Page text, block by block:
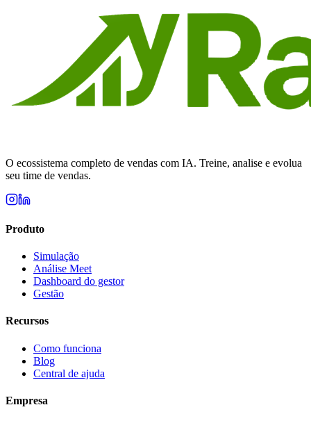
O ecossistema completo de vendas com IA. Treine, analise e evolua
seu time de vendas.
Produto
Simulação
Análise Meet
Dashboard do gestor
Gestão
Recursos
Como funciona
Blog
Central de ajuda
Empresa